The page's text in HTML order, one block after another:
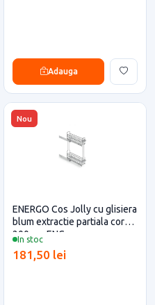
Adauga
Nou
In stoc
ENERGO Cos Jolly cu glisiera
blum extractie partiala corp
200mm ENG
181,50 lei